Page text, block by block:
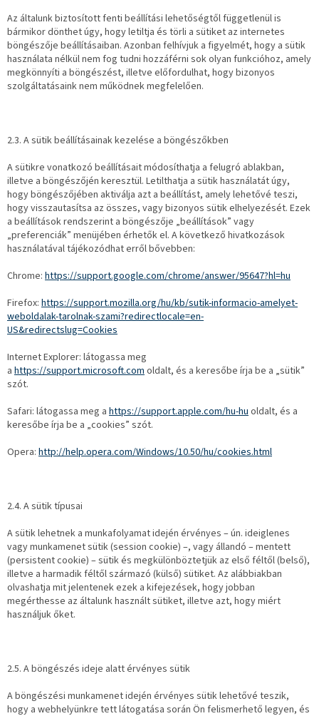
Az általunk biztosított fenti beállítási lehetőségtől függetlenül is
bármikor dönthet úgy, hogy letiltja és törli a sütiket az internetes
böngészője beállításaiban. Azonban felhívjuk a figyelmét, hogy a sütik
használata nélkül nem fog tudni hozzáférni sok olyan funkcióhoz, amely
megkönnyíti a böngészést, illetve előfordulhat, hogy bizonyos
szolgáltatásaink nem működnek megfelelően.
2.3. A sütik beállításainak kezelése a böngészőkben
A sütikre vonatkozó beállításait módosíthatja a felugró ablakban,
illetve a böngészőjén keresztül. Letilthatja a sütik használatát úgy,
hogy böngészőjében aktiválja azt a beállítást, amely lehetővé teszi,
hogy visszautasítsa az összes, vagy bizonyos sütik elhelyezését. Ezek
a beállítások rendszerint a böngészője „beállítások” vagy
„preferenciák” menüjében érhetők el. A következő hivatkozások
használatával tájékozódhat erről bővebben:
Chrome: https://support.google.com/chrome/answer/95647?hl=hu
Firefox: https://support.mozilla.org/hu/kb/sutik-informacio-amelyet-
weboldalak-tarolnak-szami?redirectlocale=en-
US&redirectslug=Cookies
Internet Explorer: látogassa meg
a https://support.microsoft.comoldalt, és a keresőbe írja be a „sütik”
szót.
Safari: látogassa meg a https://support.apple.com/hu-huoldalt, és a
keresőbe írja be a „cookies” szót.
Opera: http://help.opera.com/Windows/10.50/hu/cookies.html
2.4. A sütik típusai
A sütik lehetnek a munkafolyamat idején érvényes – ún. ideiglenes
vagy munkamenet sütik (session cookie) –, vagy állandó – mentett
(persistent cookie) – sütik és megkülönböztetjük az első féltől (belső),
illetve a harmadik féltől származó (külső) sütiket. Az alábbiakban
olvashatja mit jelentenek ezek a kifejezések, hogy jobban
megérthesse az általunk használt sütiket, illetve azt, hogy miért
használjuk őket.
2.5. A böngészés ideje alatt érvényes sütik
A böngészési munkamenet idején érvényes sütik lehetővé teszik,
hogy a webhelyünkre tett látogatása során Ön felismerhető legyen, és